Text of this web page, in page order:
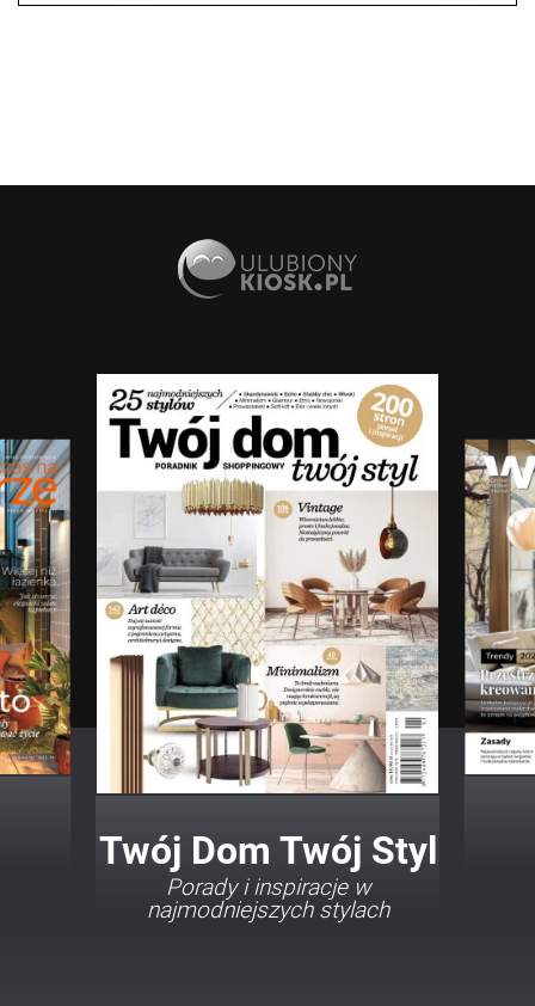
Twój Dom Twój Styl
Porady i inspiracje w
najmodniejszych stylach